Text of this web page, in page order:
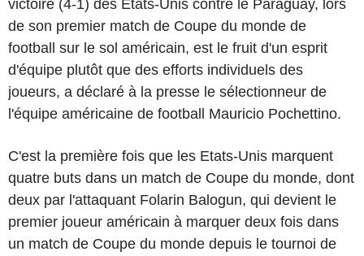
victoire (4-1) des Etats-Unis contre le Paraguay, lors
de son premier match de Coupe du monde de
football sur le sol américain, est le fruit d'un esprit
d'équipe plutôt que des efforts individuels des
joueurs, a déclaré à la presse le sélectionneur de
l'équipe américaine de football Mauricio Pochettino.
C'est la première fois que les Etats-Unis marquent
quatre buts dans un match de Coupe du monde, dont
deux par l'attaquant Folarin Balogun, qui devient le
premier joueur américain à marquer deux fois dans
un match de Coupe du monde depuis le tournoi de